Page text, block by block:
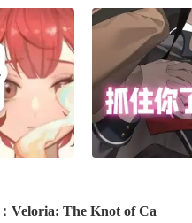
Veloria: The Knot of Ca